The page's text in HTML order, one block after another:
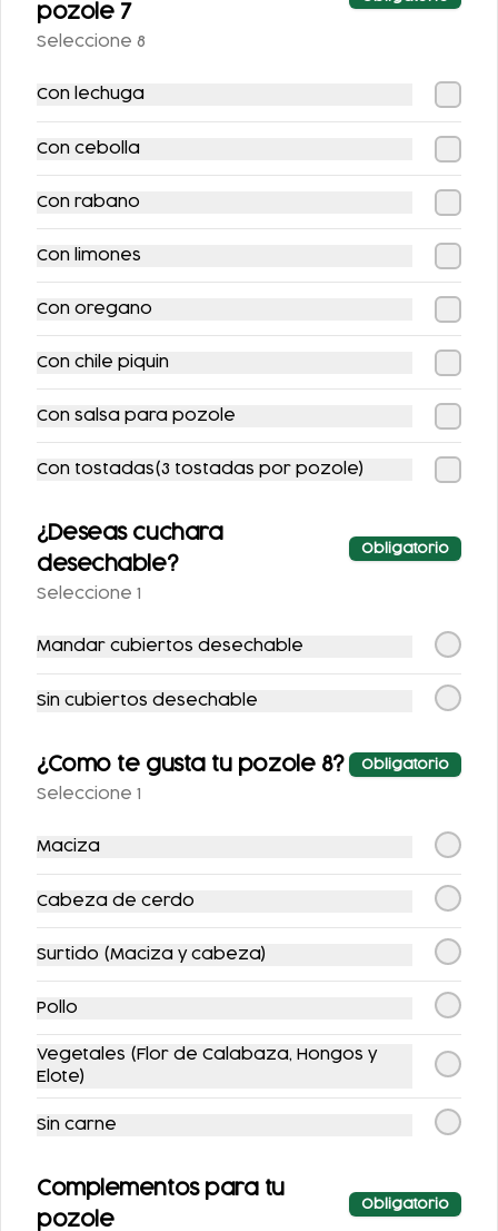
COMBO POZOLE +
PERSONAS)
COMBO BOTANERO
DOBLE DOBLETE
$494.00
CHILAQUILERA
MEGA COMBO
POZOLES
$720.00
Platillos
pozole 7
Seleccione 8
Con lechuga
Con cebolla
Con rabano
Con limones
Con oregano
Con chile piquin
Con salsa para pozole
Con tostadas(3 tostadas por pozole)
¿Deseas cuchara
desechable?
Obligatorio
Seleccione 1
Mandar cubiertos desechable
Sin cubiertos desechable
¿Como te gusta tu pozole 8? Obligatorio
Seleccione 1
Maciza
Cabeza de cerdo
Surtido (Maciza y cabeza)
Pollo
Vegetales (Flor de Calabaza, Hongos y
Elote)
Sin carne
Complementos para tu
pozole
Obligatorio